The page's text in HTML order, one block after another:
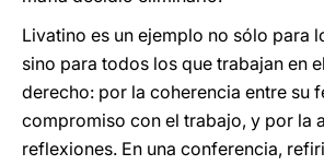
Livatino es un ejemplo no sólo para
sino para todos los que trabajan en
derecho: por la coherencia entre su
compromiso con el trabajo, y por la
reflexiones. En una conferencia,